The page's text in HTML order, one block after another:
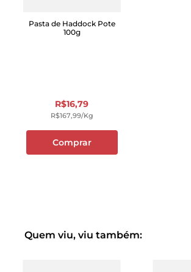
Pasta de Haddock Pote
100g
R$16,79
R$167,99/kg
Comprar
Quem viu, viu também: